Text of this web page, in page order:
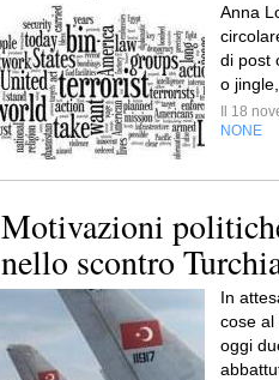
Anna
di post
o
Il 18
NONE
Motivazioni
nello scontro
In
cose al
oggi